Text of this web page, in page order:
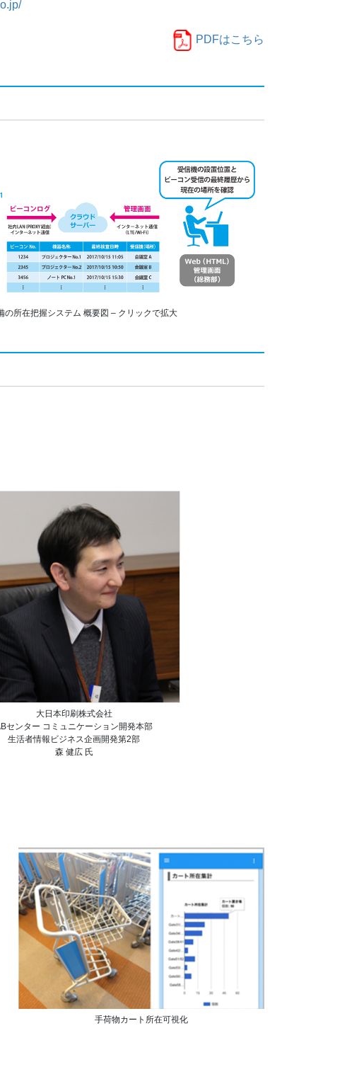
PDFはこちら
の所在把握システム 概要図 – クリックで拡大
大日本印刷株式会社
センター コミュニケーション開発本部
生活者情報ビジネス企画開発第2部
森 健広 氏
手荷物カート所在可視化